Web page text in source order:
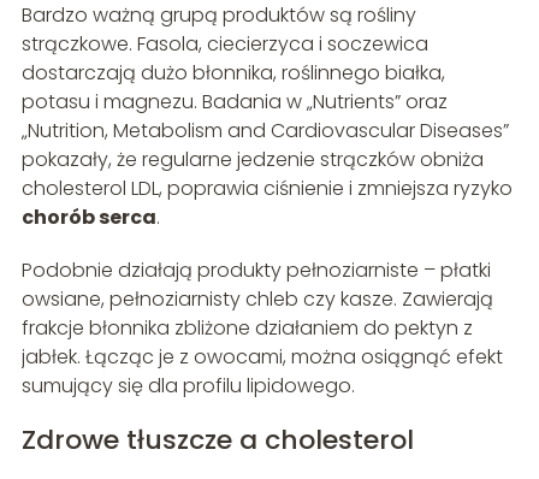
Bardzo ważną grupą produktów są rośliny
strączkowe. Fasola, ciecierzyca i soczewica
dostarczają dużo błonnika, roślinnego białka,
potasu i magnezu. Badania w „Nutrients” oraz
„Nutrition, Metabolism and Cardiovascular Diseases”
pokazały, że regularne jedzenie strączków obniża
cholesterol LDL, poprawia ciśnienie i zmniejsza ryzyko
chorób serca.
Podobnie działają produkty pełnoziarniste – płatki
owsiane, pełnoziarnisty chleb czy kasze. Zawierają
frakcje błonnika zbliżone działaniem do pektyn z
jabłek. Łącząc je z owocami, można osiągnąć efekt
sumujący się dla profilu lipidowego.
Zdrowe tłuszcze a cholesterol